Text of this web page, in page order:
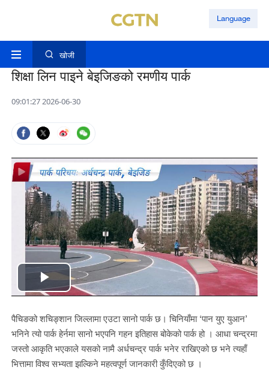
Language
खोजी
शिक्षा लिन पाइने बेइजिङको रमणीय पार्क
09:01:27 2026-06-30
Play
Video
पैचिङको शचिङ्शान जिल्लामा एउटा सानो पार्क छ। चिनियाँमा ‘पान युए युआन’
भनिने त्यो पार्क हेर्नमा सानो भएपनि गहन इतिहास बोकेको पार्क हो । आधा चन्द्रमा
जस्तो आकृति भएकाले यसको नामै अर्धचन्द्र पार्क भनेर राखिएको छ भने त्यहाँ
भित्तामा विश्व सभ्यता झल्किने महत्वपूर्ण जानकारी कुँदिएको छ ।